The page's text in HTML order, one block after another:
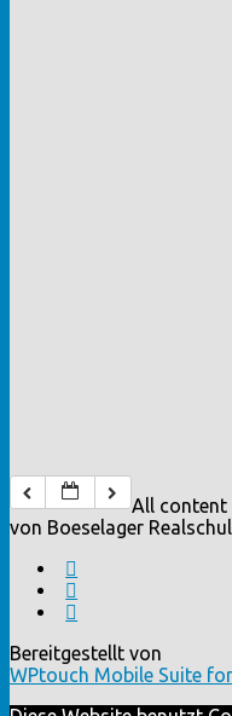
All content
von Boeselager
Bereitgestellt von
WPtouch Mobile Suite